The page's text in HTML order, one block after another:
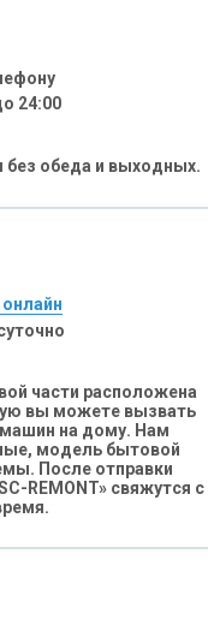
24:00
без обеда и выходных.
части расположена
вы можете вызвать
на дому. Нам
модель бытовой
После отправки
REMONT» свяжутся с